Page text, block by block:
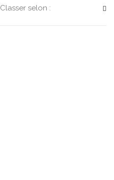
Classer selon :